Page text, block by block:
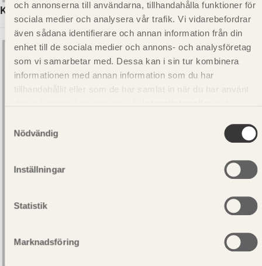
och annonserna till användarna, tillhandahålla funktioner för
sociala medier och analysera vår trafik. Vi vidarebefordrar
även sådana identifierare och annan information från din
enhet till de sociala medier och annons- och analysföretag
som vi samarbetar med. Dessa kan i sin tur kombinera
informationen med annan information som du har
tillhandahållit eller som de har samlat in när du har använt
Nödvändig
Inställningar
Statistik
Marknadsföring
KLÄDSELBRÄDA GRAN G4-2 17X120